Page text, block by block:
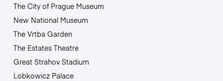
The City of Prague Museum
New National Museum
The Vrtba Garden
The Estates Theatre
Great Strahov Stadium
Lobkowicz Palace